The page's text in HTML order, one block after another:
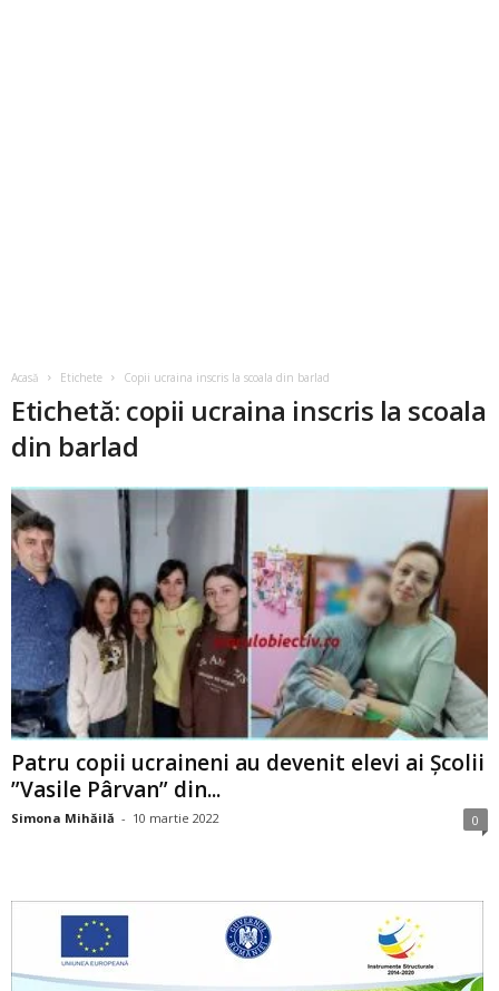
Acasă Etichete Copii ucraina inscris la scoala din barlad
Etichetă: copii ucraina inscris la scoala
din barlad
Patru copii ucraineni au devenit elevi ai Școlii
”Vasile Pârvan” din...
Simona Mihăilă - 10 martie 2022 0